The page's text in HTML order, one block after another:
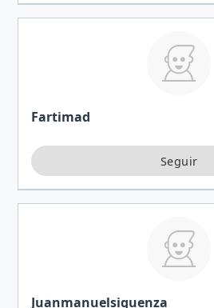
Fartimad
Juanmanuelsiguenza